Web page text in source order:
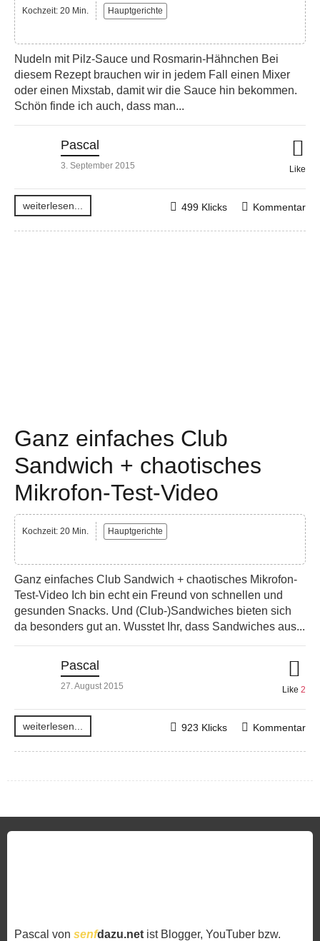
Kochzeit: 20 Min. Hauptgerichte
Nudeln mit Pilz-Sauce und Rosmarin-Hähnchen Bei
diesem Rezept brauchen wir in jedem Fall einen Mixer
oder einen Mixstab, damit wir die Sauce hin bekommen.
Schön finde ich auch, dass man...
Pascal
3. September 2015 Like
weiterlesen... Kommentar
499 Klicks
Ganz einfaches Club
Sandwich + chaotisches
Mikrofon-Test-Video
Kochzeit: 20 Min. Hauptgerichte
Ganz einfaches Club Sandwich + chaotisches Mikrofon-
Test-Video Ich bin echt ein Freund von schnellen und
gesunden Snacks. Und (Club-)Sandwiches bieten sich
da besonders gut an. Wusstet Ihr, dass Sandwiches aus...
Pascal
27. August 2015 Like 2
weiterlesen... Kommentar
923 Klicks
Pascal von senfdazu.net ist Blogger, YouTuber bzw.